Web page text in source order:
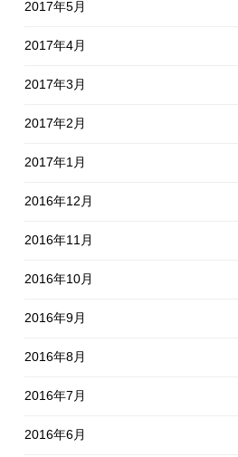
2017年5月
2017年4月
2017年3月
2017年2月
2017年1月
2016年12月
2016年11月
2016年10月
2016年9月
2016年8月
2016年7月
2016年6月